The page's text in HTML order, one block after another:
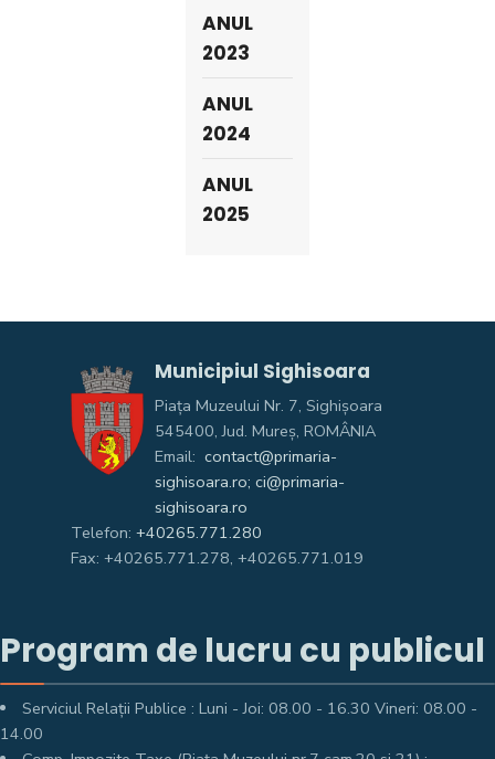
ANUL
2023
ANUL
2024
ANUL
2025
Municipiul Sighisoara
Piața Muzeului Nr. 7, Sighişoara
545400, Jud. Mureş, ROMÂNIA
Email: contact@primaria-
sighisoara.ro; ci@primaria-
sighisoara.ro
Telefon: +40265.771.280
Fax: +40265.771.278, +40265.771.019
Program de lucru cu publicul
Serviciul Relații Publice : Luni - Joi: 08.00 - 16.30 Vineri: 08.00 -
14.00